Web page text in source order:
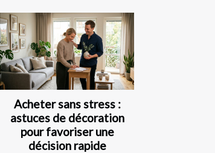
Acheter sans stress :
astuces de décoration
pour favoriser une
décision rapide